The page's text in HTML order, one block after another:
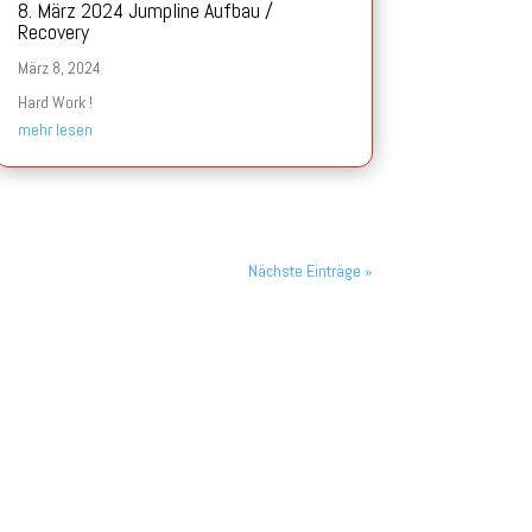
8. März 2024 Jumpline Aufbau /
Recovery
März 8, 2024
Hard Work !
mehr lesen
Nächste Einträge »